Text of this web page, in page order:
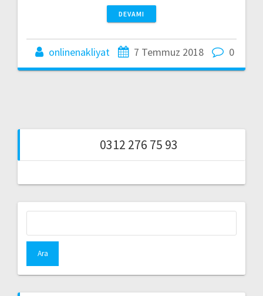
DEVAMI
onlinenakliyat 7 Temmuz 2018 0
0312 276 75 93